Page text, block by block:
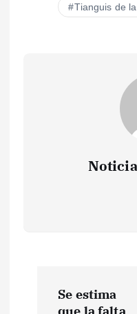
Tianguis de
Se estima
que la falta